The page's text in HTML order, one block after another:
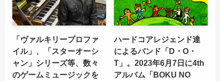
「ヴァルキリープロファ
イル」、「スターオーシ
ャン」シリーズ等、数々
のゲームミュージックを
ハードコアレジェンド達
によるバンド「D・O・
T」。2023年6月7日に4th
アルバム「BOKU NO